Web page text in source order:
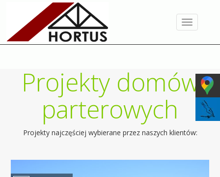
Toggle
navigation
Projekty domów
parterowych
Projekty najczęściej wybierane przez naszych klientów: